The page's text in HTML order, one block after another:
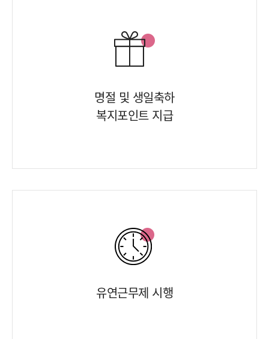
명절 및 생일축하
복지포인트 지급
유연근무제 시행